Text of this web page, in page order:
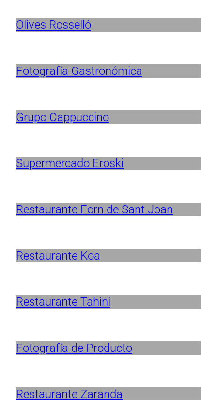
Olives Rosselló
Fotografía Gastronómica
Grupo Cappuccino
Supermercado Eroski
Restaurante Forn de Sant Joan
Restaurante Koa
Restaurante Tahini
Fotografía de Producto
Restaurante Zaranda